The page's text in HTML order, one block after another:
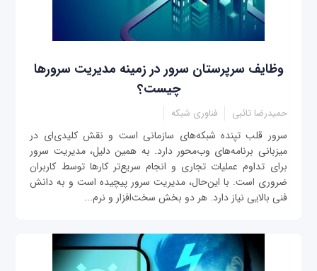
وظایف سرپرستان سرور در زمینه مدیریت سرورها
چیست؟
حمیدرضا تائبی فناوری شبکه
سرور قلب تپنده شبکه‌های سازمانی است و نقش کلیدی‌‌ای در
میزبانی برنامه‌های وب‌محور دارد. به همین دلیل، مدیریت سرور
برای تداوم عملیات تجاری و انجام سریع‌تر کارها توسط کاربران
ضروری است. با این‌حال، مدیریت سرور پیچیده است و به دانش
فنی بالایی نیاز دارد. هر دو بخش سخت‌افزار و نرم‌...